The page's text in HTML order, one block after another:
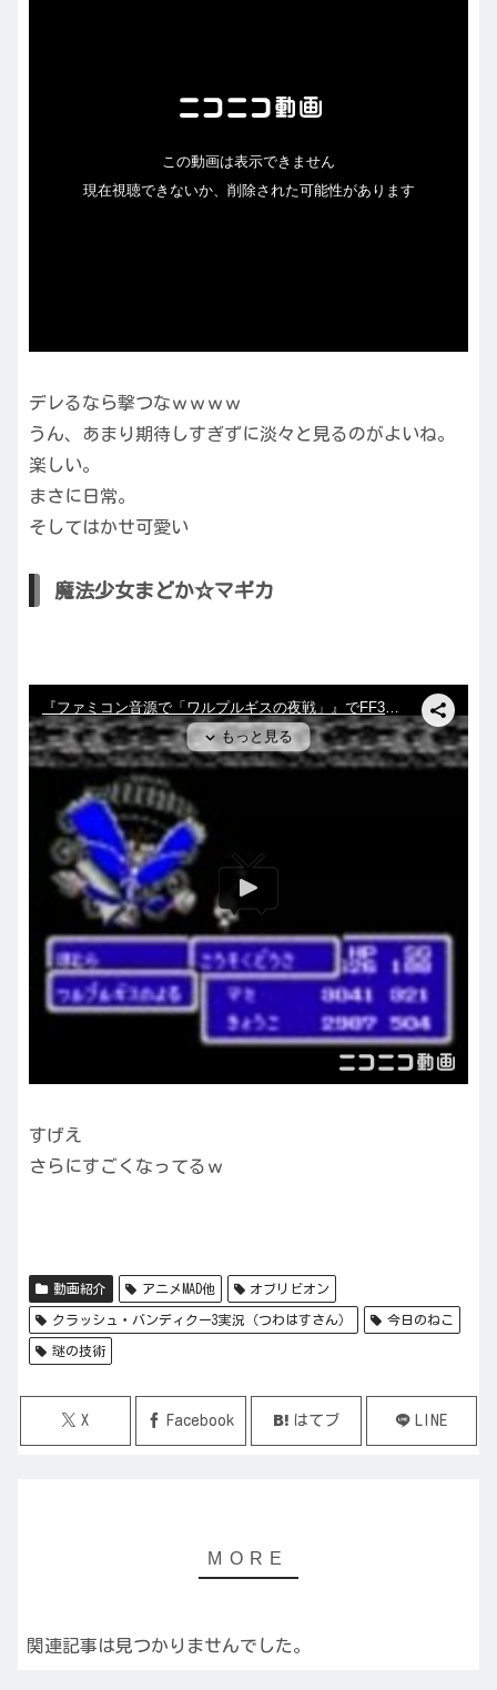
デレるなら撃つなｗｗｗｗ
うん、あまり期待しすぎずに淡々と見るのがよいね。
楽しい。
まさに日常。
そしてはかせ可愛い
魔法少女まどか☆マギカ
すげえ
さらにすごくなってるｗ
動画紹介 アニメMAD他 オブリビオン
クラッシュ・バンディクー3実況（つわはすさん） 今日のねこ
謎の技術
X Facebook はてブ LINE
関連記事は見つかりませんでした。